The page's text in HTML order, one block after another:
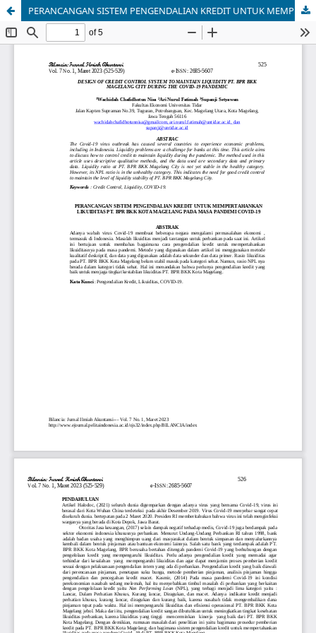
PERANCANGAN SISTEM PENGENDALIAN KREDIT UNTUK MEMPERTAHANKAN LIKUIDITAS PT. BPR BKK KOTA MAGELANG PADA MASA PANDEMI COVID-19